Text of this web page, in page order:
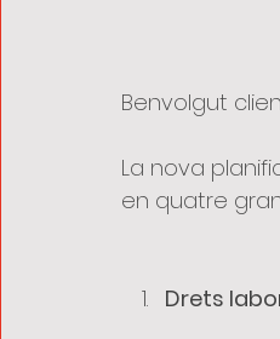
Benvolgut
La nova
en quatre
Drets